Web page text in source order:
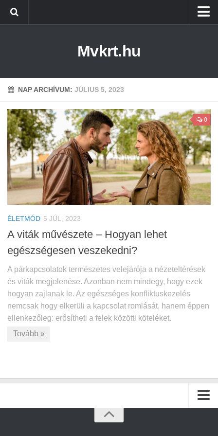
Tiszaújváros
Kazincbarcika
Belföld
Életmód
Mvkrt.hu
NAP ARCHÍVUM: JÚLIUS 5, 2023
0
ÉLETMÓD 5 JÚL, 2023
A viták művészete – Hogyan lehet
egészségesen veszekedni?
A párkapcsolatok természetes velejárója a nézeteltérések
és viták megjelenése. Azonban nem mindegy, hogy ezek
hogyan zajlanak le. Az egészséges konfliktuskezelés
nemcsak hogy elkerüli a kapcsolat romlását, hanem éppen
ellenkezőleg: erősítheti a felek közötti köteléket.
Tovább »